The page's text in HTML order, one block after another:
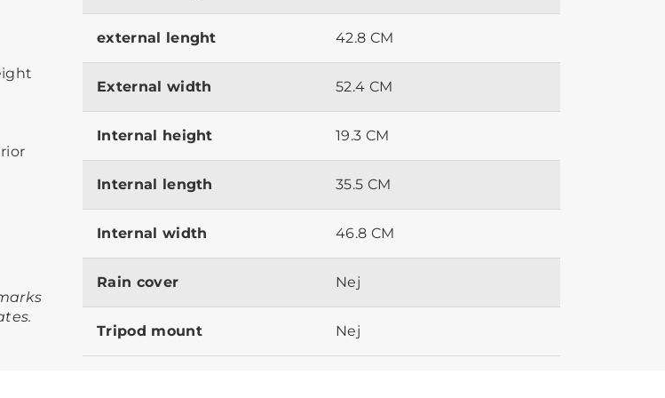
external lenght 42.8 CM
External width 52.4 CM
Internal height 19.3 CM
Internal length 35.5 CM
Internal width 46.8 CM
Rain cover Nej
Tripod mount Nej